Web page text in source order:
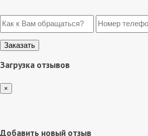
Загрузка отзывов
×
Добавить новый отзыв